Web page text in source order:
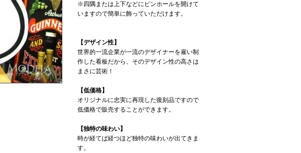
※四隅または上下などにピンホールを開けて
いますので簡単に飾っていただけます。
【デザイン性】
世界的一流企業が一流のデザイナーを雇い制
作した看板だから、そのデザイン性の高さは
まさに芸術！
【低価格】
オリジナルに忠実に再現した復刻品ですので
低価格で販売することができます。
【独特の味わい】
時が経てば経つほど独特の味わいが出てきま
す。